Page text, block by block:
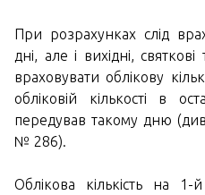
При розрахунках слід
дні, але і вихідні,
враховувати облікову
обліковій кількості в
передував такому дню
№ 286).
Облікова кількість на